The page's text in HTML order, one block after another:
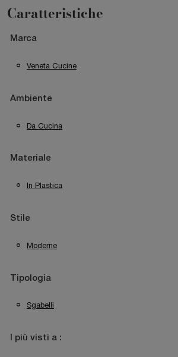
Caratteristiche
Marca
Veneta Cucine
Ambiente
Da Cucina
Materiale
In Plastica
Stile
Moderne
Tipologia
Sgabelli
I più visti a :